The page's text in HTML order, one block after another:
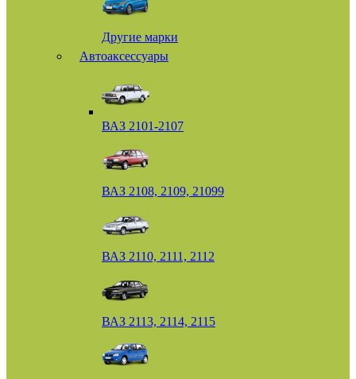
Другие марки
Автоаксессуары
ВАЗ 2101-2107
ВАЗ 2108, 2109, 21099
ВАЗ 2110, 2111, 2112
ВАЗ 2113, 2114, 2115